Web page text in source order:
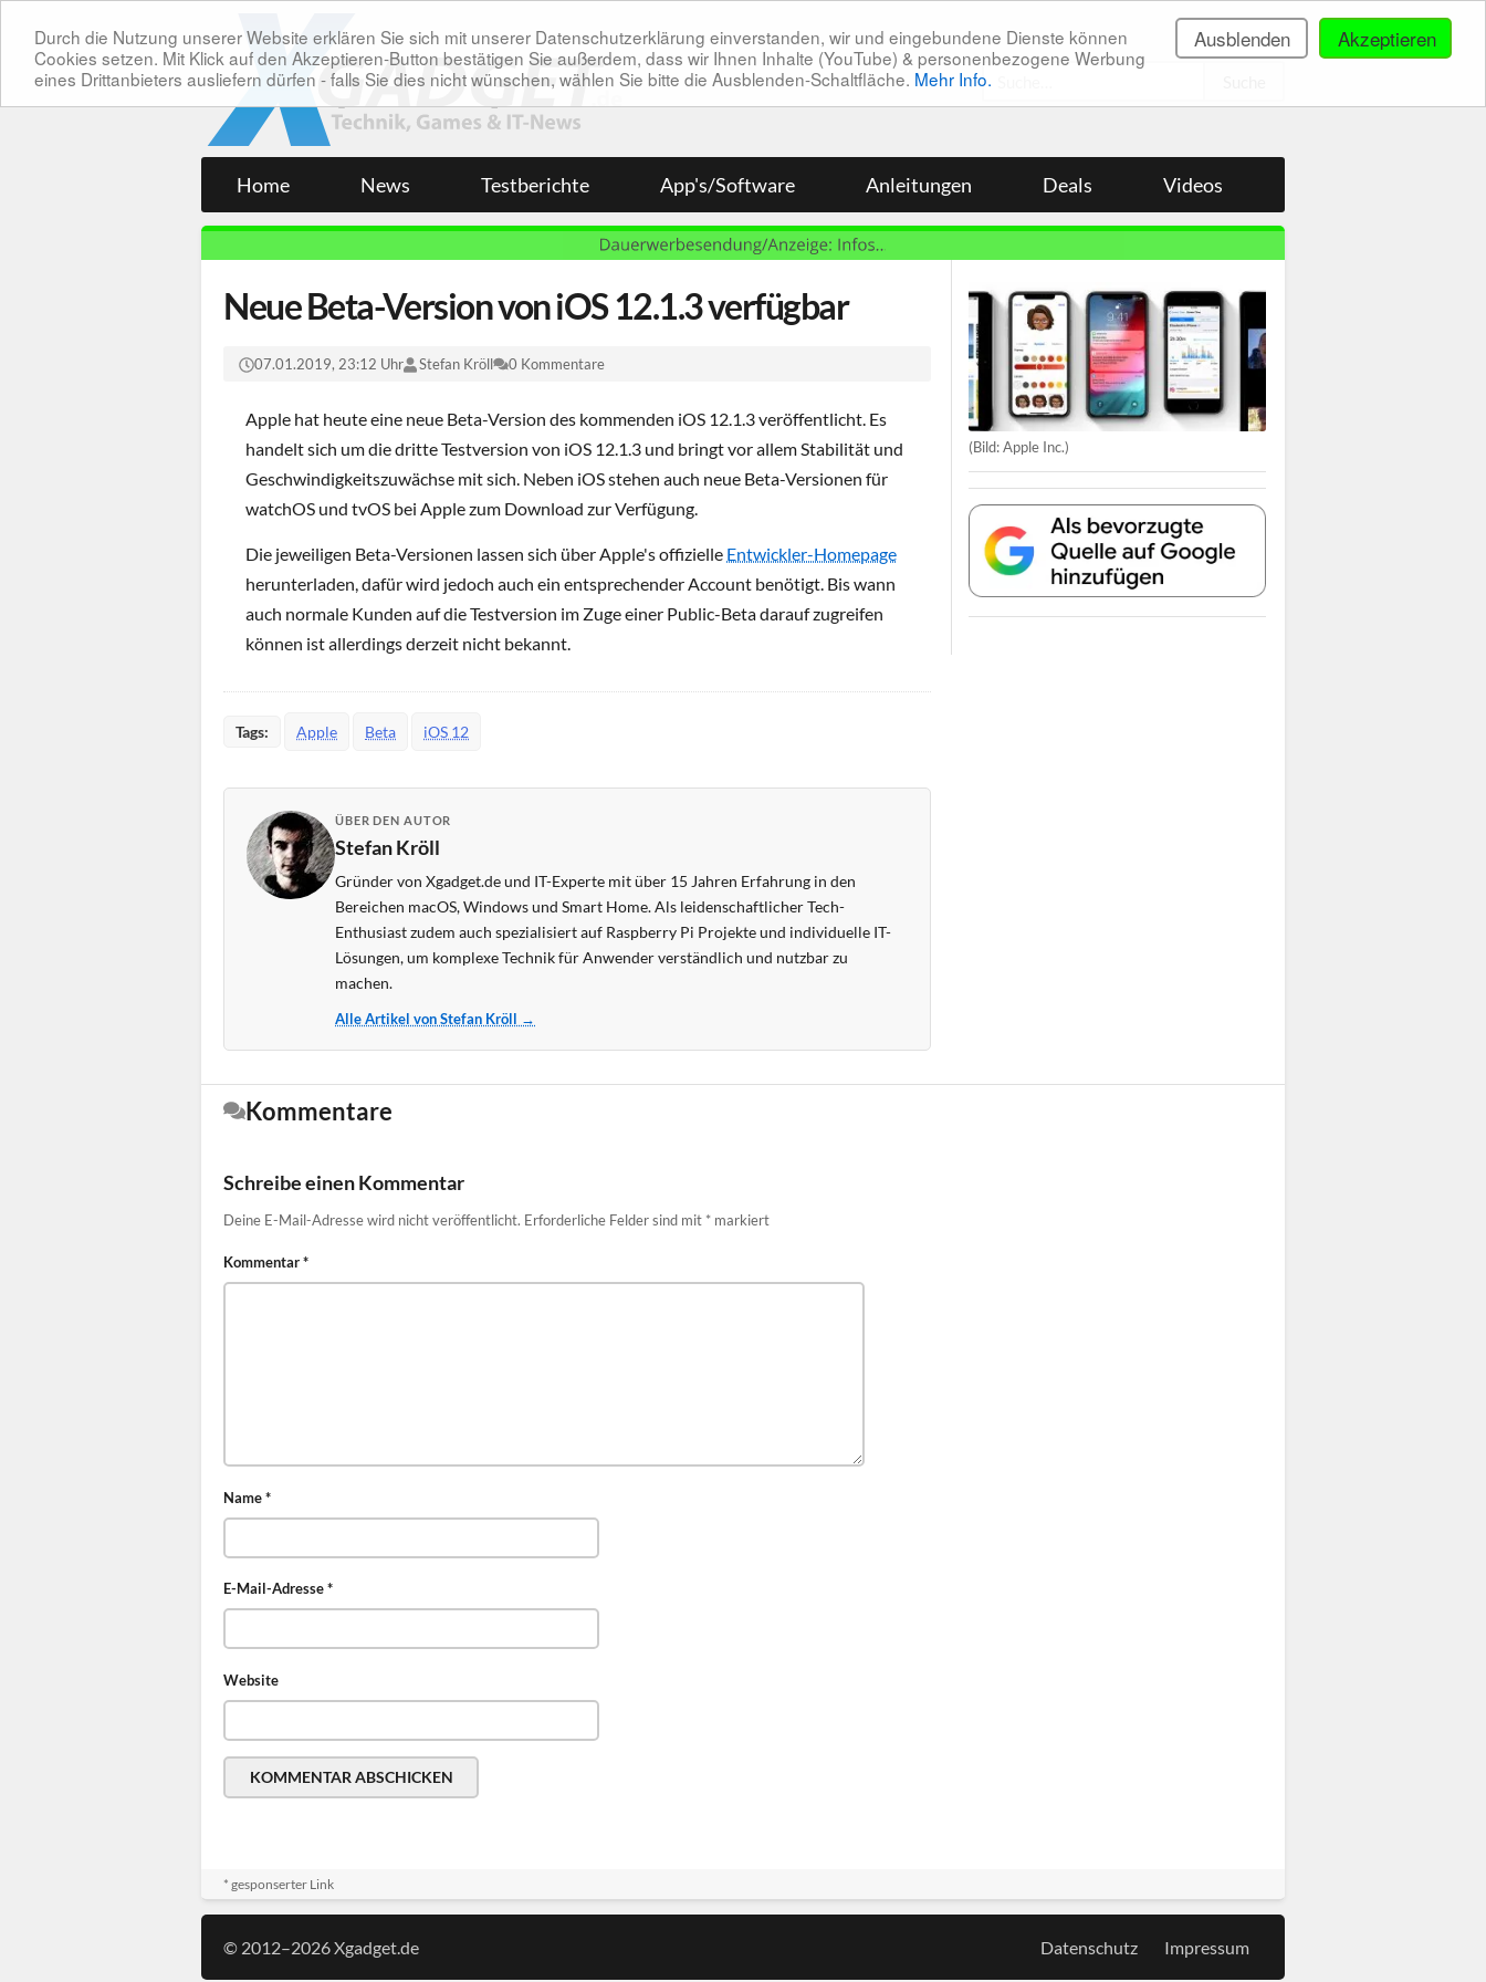
Akzeptieren
Ausblenden
Durch die Nutzung unserer Website erklären Sie sich mit unserer Datenschutzerklärung einverstanden, wir und eingebundene Dienste können
Cookies setzen. Mit Klick auf den Akzeptieren-Button bestätigen Sie außerdem, dass wir Ihnen Inhalte (YouTube) & personenbezogene Werbung
eines Drittanbieters ausliefern dürfen - falls Sie dies nicht wünschen, wählen Sie bitte die Ausblenden-Schaltfläche. Mehr Info.
Home News Testberichte App's/Software Anleitungen Deals Videos
Neue Beta-Version von iOS 12.1.3 verfügbar
07.01.2019, 23:12 Uhr Stefan Kröll 0 Kommentare
Apple hat heute eine neue Beta-Version des kommenden iOS 12.1.3 veröffentlicht. Es
handelt sich um die dritte Testversion von iOS 12.1.3 und bringt vor allem Stabilität und
Geschwindigkeitszuwächse mit sich. Neben iOS stehen auch neue Beta-Versionen für
watchOS und tvOS bei Apple zum Download zur Verfügung.
Die jeweiligen Beta-Versionen lassen sich über Apple's offizielle Entwickler-Homepage
herunterladen, dafür wird jedoch auch ein entsprechender Account benötigt. Bis wann
auch normale Kunden auf die Testversion im Zuge einer Public-Beta darauf zugreifen
können ist allerdings derzeit nicht bekannt.
Tags: Apple Beta iOS 12
ÜBER DEN AUTOR
Stefan Kröll
Gründer von Xgadget.de und IT-Experte mit über 15 Jahren Erfahrung in den
Bereichen macOS, Windows und Smart Home. Als leidenschaftlicher Tech-
Enthusiast zudem auch spezialisiert auf Raspberry Pi Projekte und individuelle IT-
Lösungen, um komplexe Technik für Anwender verständlich und nutzbar zu
machen.
Alle Artikel von Stefan Kröll →
(Bild: Apple Inc.)
Kommentare
Schreibe einen Kommentar
Deine E-Mail-Adresse wird nicht veröffentlicht. Erforderliche Felder sind mit * markiert
Kommentar*
Name*
E-Mail-Adresse*
Website
* gesponserter Link
© 2012–2026 Xgadget.de Datenschutz Impressum